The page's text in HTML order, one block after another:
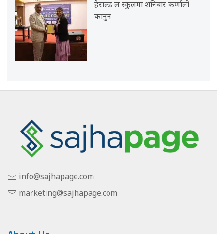
हेराल्ड ल स्कुलमा शनिबार कर्णाली
कानुन
info@sajhapage.com
marketing@sajhapage.com